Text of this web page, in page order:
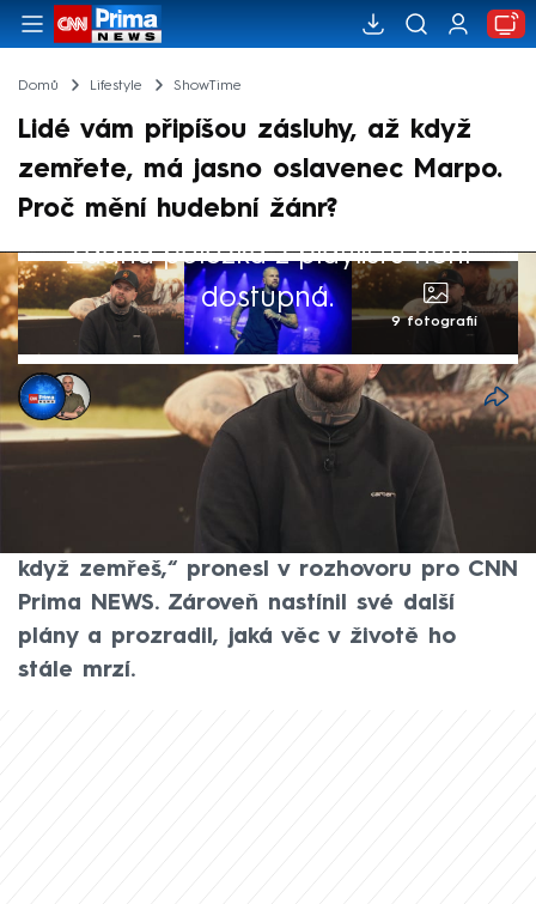
Domů Lifestyle ShowTime
Lidé vám připíšou zásluhy, až když
zemřete, má jasno oslavenec Marpo.
Proč mění hudební žánr?
Žádná položka z playlistu není
dostupná.
9 fotografií
Tomáš Kraus,Antonin Roos
29. led 2025, 22:05
Slavný rapper a boxer Marpo oslavil ve
středu 40. narozeniny. A stále se potýká s
pochybovači... „Lidé ti připíšou zásluhy, až
když zemřeš,“ pronesl v rozhovoru pro CNN
Prima NEWS. Zároveň nastínil své další
plány a prozradil, jaká věc v životě ho
stále mrzí.